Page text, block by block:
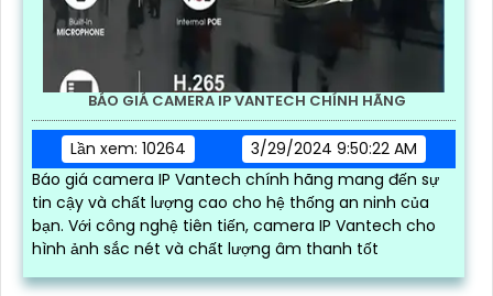
BÁO GIÁ CAMERA IP VANTECH CHÍNH HÃNG
Lần xem: 10264
3/29/2024 9:50:22 AM
Báo giá camera IP Vantech chính hãng mang đến sự
tin cậy và chất lượng cao cho hệ thống an ninh của
bạn. Với công nghệ tiên tiến, camera IP Vantech cho
hình ảnh sắc nét và chất lượng âm thanh tốt